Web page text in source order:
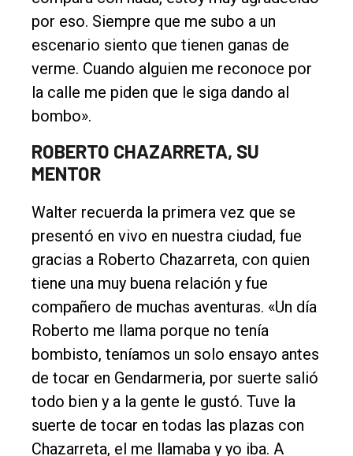
por eso. Siempre que me subo a un
escenario siento que tienen ganas de
verme. Cuando alguien me reconoce por
la calle me piden que le siga dando al
bombo».
ROBERTO CHAZARRETA, SU
MENTOR
Walter recuerda la primera vez que se
presentó en vivo en nuestra ciudad, fue
gracias a Roberto Chazarreta, con quien
tiene una muy buena relación y fue
compañero de muchas aventuras. «Un día
Roberto me llama porque no tenía
bombisto, teníamos un solo ensayo antes
de tocar en Gendarmeria, por suerte salió
todo bien y a la gente le gustó. Tuve la
suerte de tocar en todas las plazas con
Chazarreta, el me llamaba y yo iba. A